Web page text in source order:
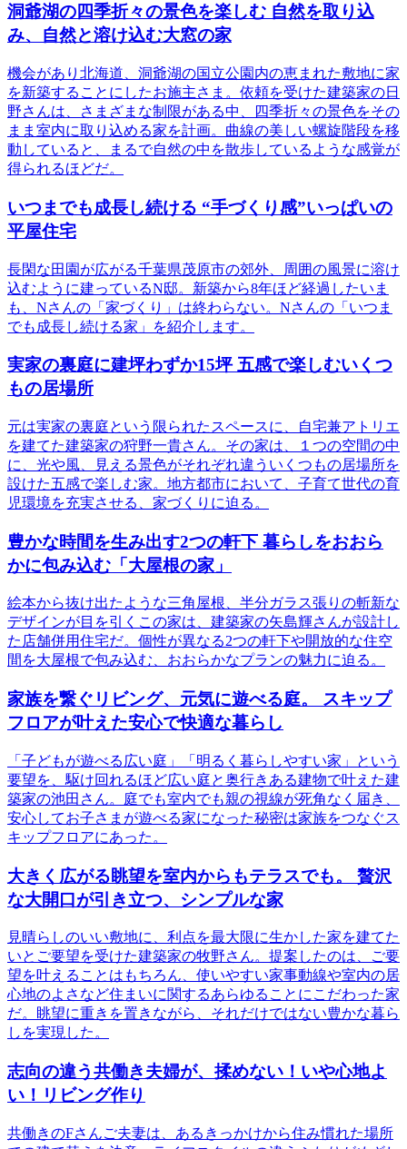
洞爺湖の四季折々の景色を楽しむ 自然を取り込
み、自然と溶け込む大窓の家
機会があり北海道、洞爺湖の国立公園内の恵まれた敷地に家
を新築することにしたお施主さま。依頼を受けた建築家の日
野さんは、さまざまな制限がある中、四季折々の景色をその
まま室内に取り込める家を計画。曲線の美しい螺旋階段を移
動していると、まるで自然の中を散歩しているような感覚が
得られるほどだ。
いつまでも成長し続ける “手づくり感”いっぱいの
平屋住宅
長閑な田園が広がる千葉県茂原市の郊外、周囲の風景に溶け
込むように建っているN邸。新築から8年ほど経過したいま
も、Nさんの「家づくり」は終わらない。Nさんの「いつま
でも成長し続ける家」を紹介します。
実家の裏庭に建坪わずか15坪 五感で楽しむいくつ
もの居場所
元は実家の裏庭という限られたスペースに、自宅兼アトリエ
を建てた建築家の狩野一貴さん。その家は、１つの空間の中
に、光や風、見える景色がそれぞれ違ういくつもの居場所を
設けた五感で楽しむ家。地方都市において、子育て世代の育
児環境を充実させる、家づくりに迫る。
豊かな時間を生み出す2つの軒下 暮らしをおおら
かに包み込む「大屋根の家」
絵本から抜け出たような三角屋根、半分ガラス張りの斬新な
デザインが目を引くこの家は、建築家の矢島輝さんが設計し
た店舗併用住宅だ。個性が異なる2つの軒下や開放的な住空
間を大屋根で包み込む、おおらかなプランの魅力に迫る。
家族を繋ぐリビング、元気に遊べる庭。 スキップ
フロアが叶えた安心で快適な暮らし
「子どもが遊べる広い庭」「明るく暮らしやすい家」という
要望を、駆け回れるほど広い庭と奥行きある建物で叶えた建
築家の池田さん。庭でも室内でも親の視線が死角なく届き、
安心してお子さまが遊べる家になった秘密は家族をつなぐス
キップフロアにあった。
大きく広がる眺望を室内からもテラスでも。 贅沢
な大開口が引き立つ、シンプルな家
見晴らしのいい敷地に、利点を最大限に生かした家を建てた
いとご要望を受けた建築家の牧野さん。提案したのは、ご要
望を叶えることはもちろん、使いやすい家事動線や室内の居
心地のよさなど住まいに関するあらゆることにこだわった家
だ。眺望に重きを置きながら、それだけではない豊かな暮ら
しを実現した。
志向の違う共働き夫婦が、揉めない！いや心地よ
い！リビング作り
共働きのFさんご夫妻は、あるきっかけから住み慣れた場所